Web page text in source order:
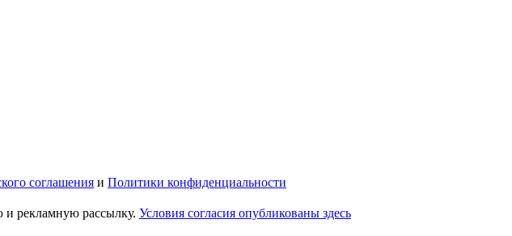
соглашения и Политики конфиденциальности
и рекламную рассылку. Условия согласия опубликованы здесь